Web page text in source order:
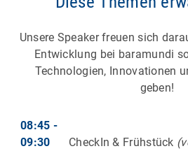
Unsere Speaker freuen sich
Entwicklung bei baramundi
Technologien, Innovationen
geben!
08:45 -
09:30
CheckIn & Frühstück